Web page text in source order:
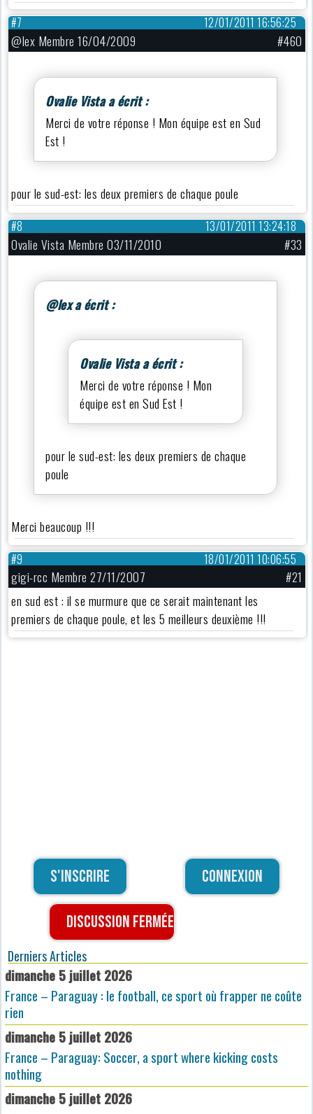
12/01/2011 16:56:25
#7
@lex Membre 16/04/2009 #460
Ovalie Vista a écrit :
Merci de votre réponse ! Mon équipe est en Sud
Est !
pour le sud-est: les deux premiers de chaque poule
13/01/2011 13:24:18
#8
Ovalie Vista Membre 03/11/2010 #33
@lex a écrit :
Ovalie Vista a écrit :
Merci de votre réponse ! Mon
équipe est en Sud Est !
pour le sud-est: les deux premiers de chaque
poule
Merci beaucoup !!!
18/01/2011 10:06:55
#9
gigi-rcc Membre 27/11/2007
#21
en sud est : il se murmure que ce serait maintenant les
premiers de chaque poule, et les 5 meilleurs deuxième !!!
S'inscrire Connexion
Discussion fermée
Derniers Articles
dimanche 5 juillet 2026
France – Paraguay : le football, ce sport où frapper ne coûte
rien
dimanche 5 juillet 2026
France – Paraguay: Soccer, a sport where kicking costs
nothing
dimanche 5 juillet 2026